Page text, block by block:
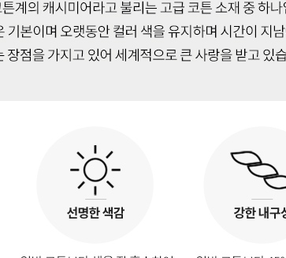
전체 다운로드
쇼핑 계속하기 장바구니 가기